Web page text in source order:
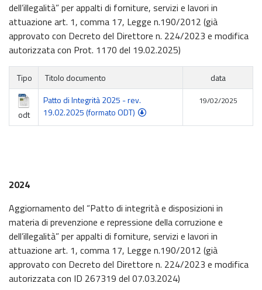
dell’illegalità” per appalti di forniture, servizi e lavori in
attuazione art. 1, comma 17, Legge n.190/2012 (già
approvato con Decreto del Direttore n. 224/2023 e modifica
autorizzata con Prot. 1170 del 19.02.2025)
Tipo Titolo documento data
odt
Patto di Integrità 2025 - rev.
19.02.2025 (formato ODT)
19/02/2025
2024
Aggiornamento del “Patto di integrità e disposizioni in
materia di prevenzione e repressione della corruzione e
dell’illegalità” per appalti di forniture, servizi e lavori in
attuazione art. 1, comma 17, Legge n.190/2012 (già
approvato con Decreto del Direttore n. 224/2023 e modifica
autorizzata con ID 267319 del 07.03.2024)